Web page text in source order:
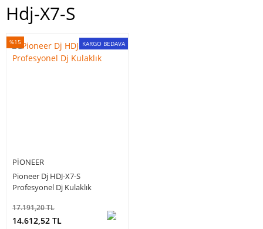
Hdj-X7-S
KARGO BEDAVA
PIONEER
Pioneer Dj HDJ-X7-S
Profesyonel Dj Kulaklık
%15
17.191,20 TL
14.612,52 TL